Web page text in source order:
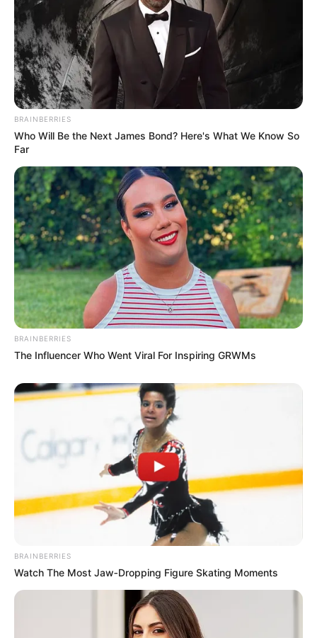
BRAINBERRIES
Who Will Be the Next James Bond? Here's What We Know So
Far
BRAINBERRIES
The Influencer Who Went Viral For Inspiring GRWMs
BRAINBERRIES
Watch The Most Jaw‑Dropping Figure Skating Moments